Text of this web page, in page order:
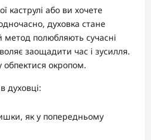
каструлі або ви хочете
духовка стане
полюбляють сучасні
заощадити час і зусилля.
окропом.
духовці:
як у попередньому